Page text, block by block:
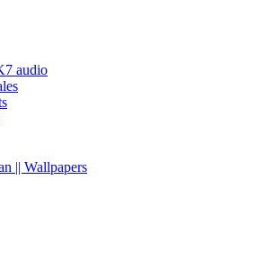
audio
|| Wallpapers